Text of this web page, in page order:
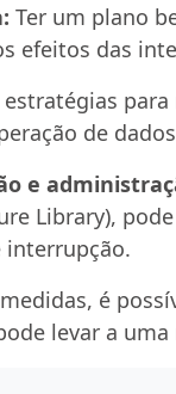
Ter um plano
efeitos das
de
e
Library),
interrupção.
é
levar a